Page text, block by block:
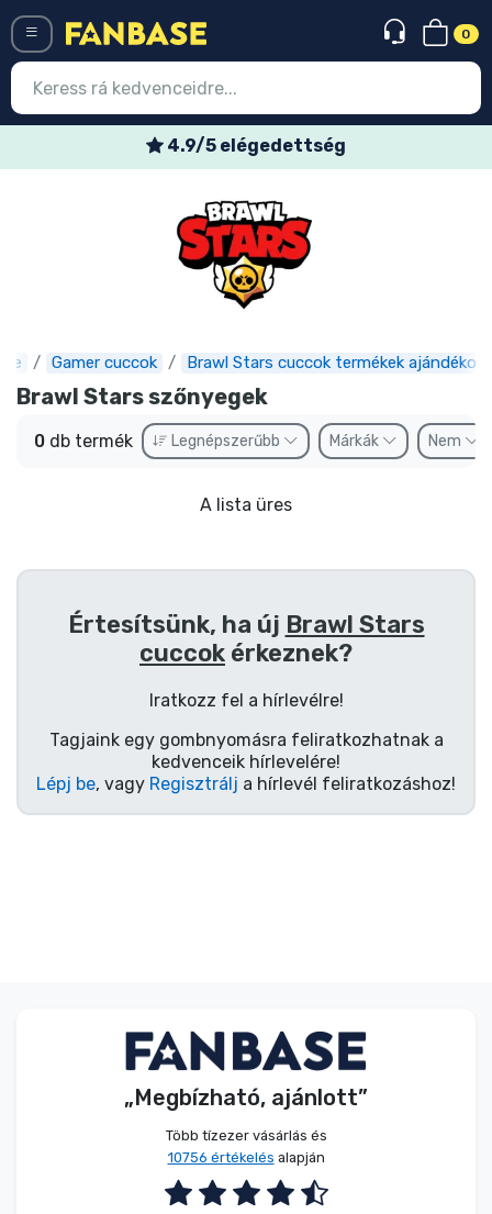
0
4.9/5 elégedettség
Gamer cuccok Brawl Stars cuccok termékek ajándékok
Brawl Stars szőnyegek
0 db termék Legnépszerűbb Márkák Nem
A lista üres
Értesítsünk, ha új Brawl Stars
cuccok érkeznek?
Iratkozz fel a hírlevélre!
Tagjaink egy gombnyomásra feliratkozhatnak a
kedvenceik hírlevelére!
Lépj be, vagy Regisztrálj a hírlevél feliratkozáshoz!
„Megbízható, ajánlott”
Több tízezer vásárlás és
10756 értékelés alapján
Legújabb cuccok
Express szállítás
Előrendelhető cuccok
Outlet cuccok
Sorozatos cuccok
Mesés cuccok
Animés cuccok
Terméktípusok